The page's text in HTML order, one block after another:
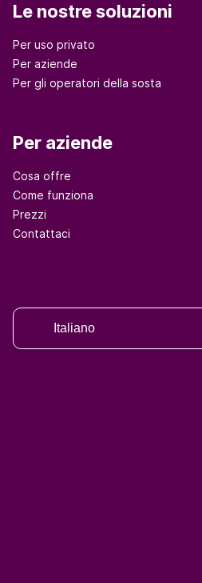
Le nostre soluzioni
Per uso privato
Per aziende
Per gli operatori della sosta
Per aziende
Cosa offre
Come funziona
Prezzi
Contattaci
Italiano